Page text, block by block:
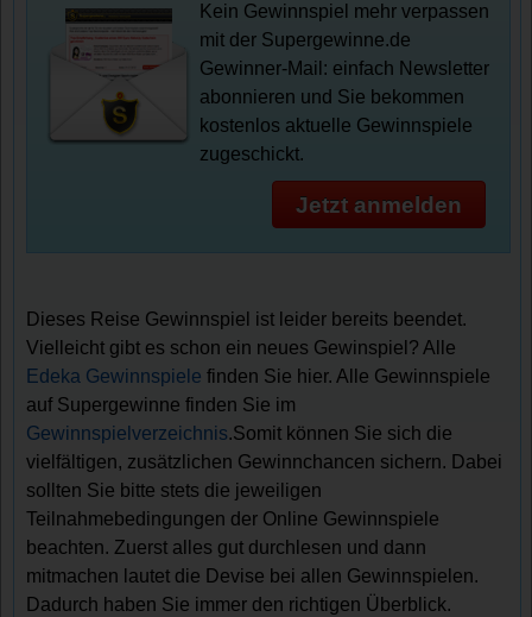
Kein Gewinnspiel mehr verpassen
mit der Supergewinne.de
Gewinner-Mail: einfach Newsletter
abonnieren und Sie bekommen
kostenlos aktuelle Gewinnspiele
zugeschickt.
Jetzt anmelden
Dieses Reise Gewinnspiel ist leider bereits beendet.
Vielleicht gibt es schon ein neues Gewinspiel? Alle
Edeka Gewinnspiele finden Sie hier. Alle Gewinnspiele
auf Supergewinne finden Sie im
Gewinnspielverzeichnis.Somit können Sie sich die
vielfältigen, zusätzlichen Gewinnchancen sichern. Dabei
sollten Sie bitte stets die jeweiligen
Teilnahmebedingungen der Online Gewinnspiele
beachten. Zuerst alles gut durchlesen und dann
mitmachen lautet die Devise bei allen Gewinnspielen.
Dadurch haben Sie immer den richtigen Überblick.